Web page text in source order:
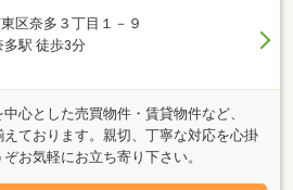
区奈多３丁目１－９
多駅 徒歩3分
心とした売買物件・賃貸物件など、
ております。親切、丁寧な対応を心掛
お気軽にお立ち寄り下さい。